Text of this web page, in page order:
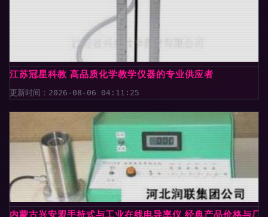
江苏冠星科教 高品质化学教学仪器的专业供应者
更新时间：2026-08-06 04:11:25
内蒙古兴安盟手持式与工业在线电导率仪 经典产品价格与厂